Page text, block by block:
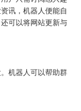
讯，机器人便能自
可以将网站更新与
。机器人可以帮助群